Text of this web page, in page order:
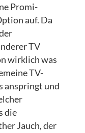
Promi-
auf. Da
TV
wirklich was
TV-
anspringt und
die
Jauch, der